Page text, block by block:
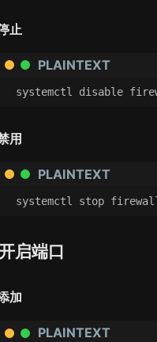
止
PLAINTEXT
systemctl disable
用
PLAINTEXT
systemctl stop
启端口
加
PLAINTEXT